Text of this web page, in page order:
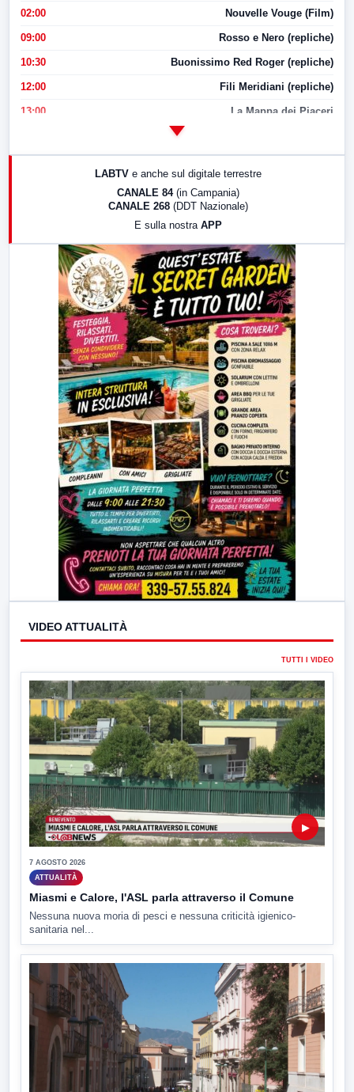
02:00 Nouvelle Vouge (Film)
09:00 Rosso e Nero (repliche)
10:30 Buonissimo Red Roger (repliche)
12:00 Fili Meridiani (repliche)
13:00 La Mappa dei Piaceri
LabNews (replica)
LABTV e anche sul digitale terrestre
CANALE 84 (in Campania)
CANALE 268 (DDT Nazionale)
E sulla nostra APP
VIDEO ATTUALITÀ
TUTTI I VIDEO
▶
7 AGOSTO 2026
ATTUALITÀ
Miasmi e Calore, l'ASL parla attraverso il Comune
Nessuna nuova moria di pesci e nessuna criticità igienico-
sanitaria nel...